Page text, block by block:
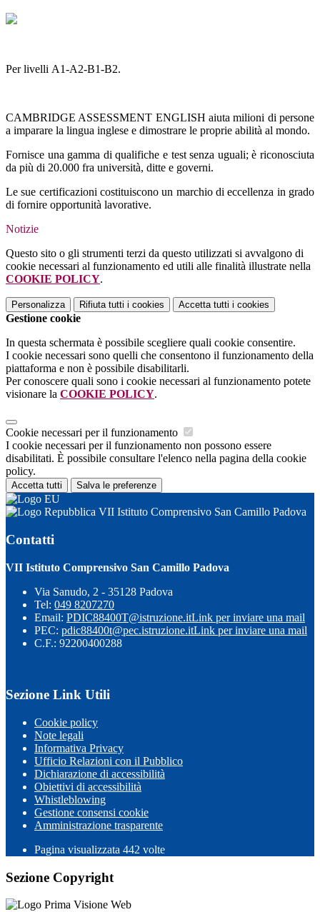
Per livelli A1-A2-B1-B2.
CAMBRIDGE ASSESSMENT ENGLISH aiuta milioni di persone
a imparare la lingua inglese e dimostrare le proprie abilità al mondo.
Fornisce una gamma di qualifiche e test senza uguali; è riconosciuta
da più di 20.000 fra università, ditte e governi.
Le sue certificazioni costituiscono un marchio di eccellenza in grado
di fornire opportunità lavorative.
Notizie
Questo sito o gli strumenti terzi da questo utilizzati si avvalgono di
cookie necessari al funzionamento ed utili alle finalità illustrate nella
COOKIE POLICY.
Personalizza Rifiuta tutti i cookies Accetta tutti i cookies
Gestione cookie
In questa schermata è possibile scegliere quali cookie consentire.
I cookie necessari sono quelli che consentono il funzionamento della
piattaforma e non è possibile disabilitarli.
Per conoscere quali sono i cookie necessari al funzionamento potete
visionare la COOKIE POLICY.
Cookie necessari per il funzionamento
I cookie necessari per il funzionamento non possono essere
disabilitati. È possibile consultare l'elenco nella pagina della cookie
policy.
Accetta tutti Salva le preferenze
VII Istituto Comprensivo San Camillo Padova
Contatti
VII Istituto Comprensivo San Camillo Padova
Via Sanudo, 2 - 35128 Padova
Tel: 049 8207270
Email: PDIC88400T@istruzione.itLink per inviare una mail
PEC: pdic88400t@pec.istruzione.itLink per inviare una mail
C.F.: 92200400288
Sezione Link Utili
Cookie policy
Note legali
Informativa Privacy
Ufficio Relazioni con il Pubblico
Dichiarazione di accessibilità
Obiettivi di accessibilità
Whistleblowing
Gestione consensi cookie
Amministrazione trasparente
Pagina visualizzata 442 volte
Sezione Copyright